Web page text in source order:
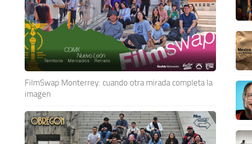
FilmSwap Monterrey: cuando otra mirada completa la
imagen